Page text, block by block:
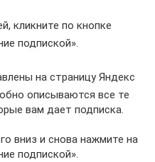
кликните по кнопке
подпиской».
на страницу Яндекс
описываются все те
вам дает подписка.
вниз и снова нажмите на
подпиской».